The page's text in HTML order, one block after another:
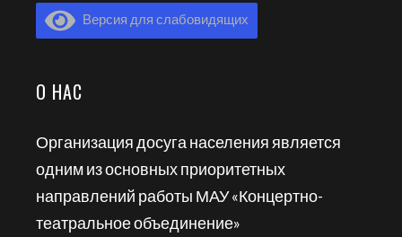
Версия для слабовидящих
О НАС
Организация досуга населения является
одним из основных приоритетных
направлений работы МАУ «Концертно-
театральное объединение»